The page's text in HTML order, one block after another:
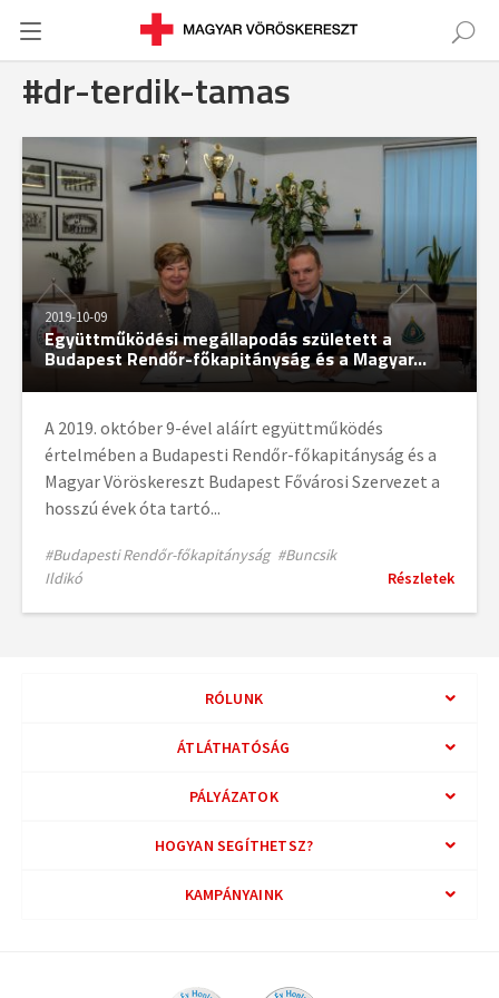
#dr-terdik-tamas
2019-10-09
Együttműködési megállapodás született a
Budapest Rendőr-főkapitányság és a Magyar...
A 2019. október 9-ével aláírt együttműködés
értelmében a Budapesti Rendőr-főkapitányság és a
Magyar Vöröskereszt Budapest Fővárosi Szervezet a
hosszú évek óta tartó...
#Budapesti Rendőr-főkapitányság #Buncsik
Ildikó
Részletek
RÓLUNK
ÁTLÁTHATÓSÁG
PÁLYÁZATOK
HOGYAN SEGÍTHETSZ?
KAMPÁNYAINK